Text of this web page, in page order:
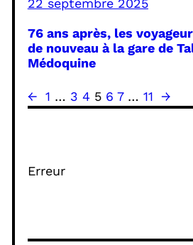
22 septembre 2025
76 ans après, les
de nouveau à la gare de
Médoquine
← 1 … 3 4 5 6 7 … 11 →
Erreur